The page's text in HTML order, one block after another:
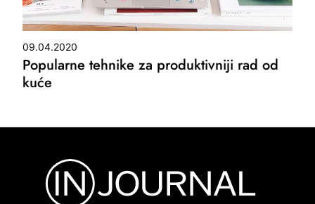
09.04.2020
Popularne tehnike za produktivniji rad od
kuće